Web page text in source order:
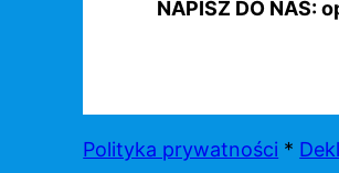
NAPISZ DO NAS:
Polityka prywatności *